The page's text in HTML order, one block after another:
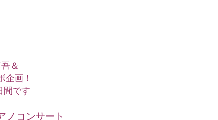
＆
企画！
間です
ノコンサート